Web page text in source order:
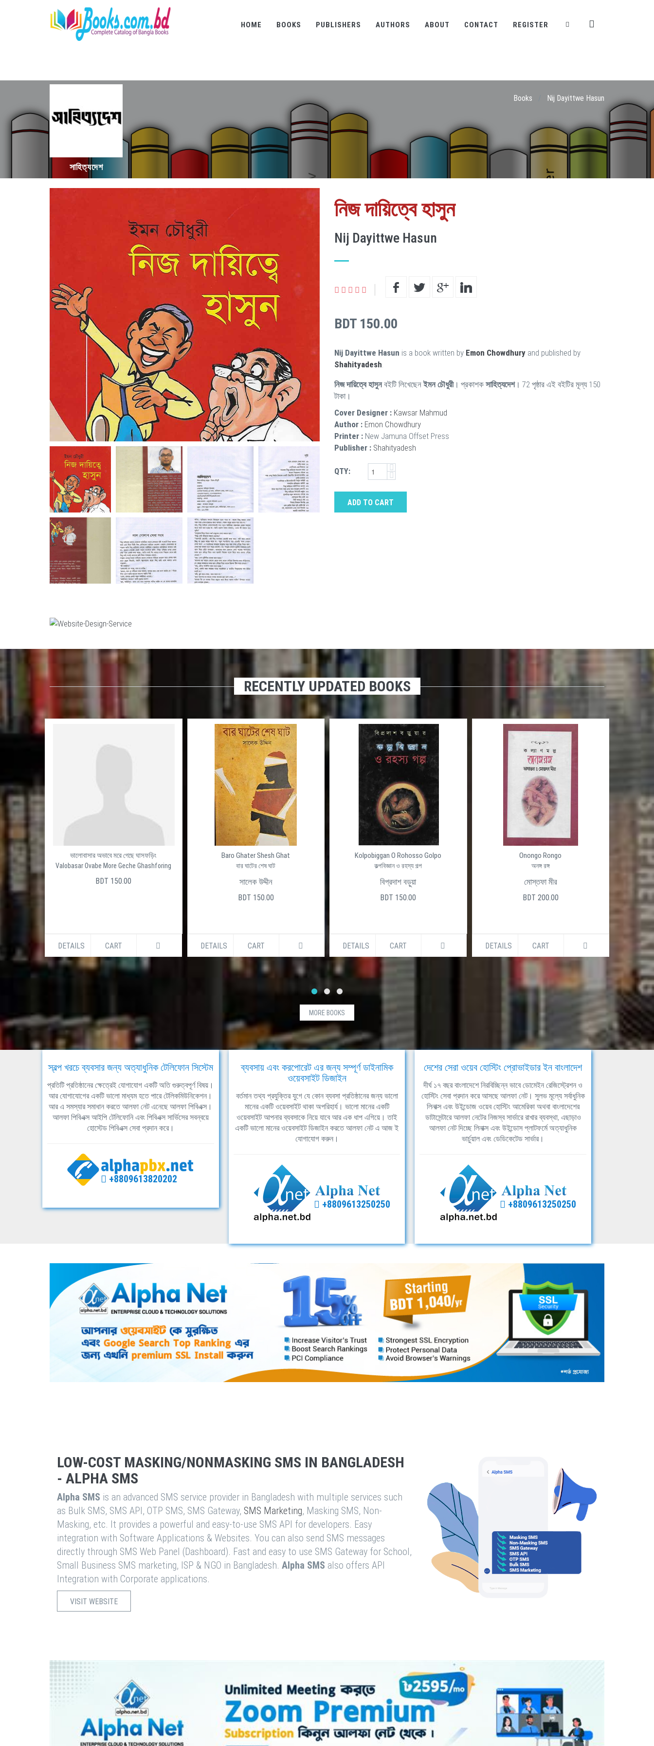
HOME BOOKS PUBLISHERS AUTHORS ABOUT CONTACT REGISTER
সাহিত্যদেশ
Books Nij Dayittwe Hasun
নিজ দায়িত্বে হাসুন
Nij Dayittwe Hasun
BDT 150.00
Nij Dayittwe Hasun is a book written by Emon Chowdhury and published by
Shahityadesh.
নিজ দায়িত্বে হাসুনবইটি লিখেছেনইমন চৌধুরী। প্রকাশক সাহিত্যদেশ। 72 পৃষ্ঠার এই বইটির মূল্য 150
টাকা।
Cover Designer : Kawsar Mahmud
Author : Emon Chowdhury
Printer : New Jamuna Offset Press
Publisher : Shahityadesh
QTY:
ADD TO CART
RECENTLY UPDATED BOOKS
ভালোবাসার অভাবে মরে গেছে ঘাসফড়িং
Valobasar Ovabe More Geche Ghashforing
BDT 150.00
DETAILS CART
Baro Ghater Shesh Ghat
বার ঘাটের শেষ ঘাট
সালেক উদ্দীন
BDT 150.00
DETAILS CART
Kolpobiggan O Rohosso Golpo
কল্পবিজ্ঞান ও রহস্য গল্প
বিপ্রদাশ বড়ুয়া
BDT 150.00
DETAILS CART
Onongo Rongo
অনঙ্গ রঙ্গ
মোস্তফা মীর
BDT 200.00
DETAILS CART DETAILS
MORE BOOKS
স্বল্প খরচে ব্যবসার জন্য অত্যাধুনিক টেলিফোন সিস্টেম
প্রতিটি প্রতিষ্ঠানের ক্ষেত্রেই যোগাযোগ একটি অতি গুরুত্বপূর্ণ বিষয়।
আর যোগাযোগের একটি ভালো মাধ্যম হতে পারে টেলিকমিউনিকেশন।
আর এ সমস্যার সমাধান করতে আলফা নেট এনেছে আলফা পিবিএক্স।
আলফা পিবিএক্স আইপি টেলিফোনি এবং পিবিএক্স সার্ভিসের সবন্বয়ে
হোস্টেড পিবিএক্স সেবা প্রদান করে।
+8809613820202
ব্যবসায় এবং করপোরেট এর জন্য সম্পূর্ণ ডাইনামিক
ওয়েবসাইট ডিজাইন
বর্তমান তথ্য প্রযুক্তির যুগে যে কোন ব্যবসা প্রতিষ্ঠানের জন্য ভালো
মানের একটি ওয়েবসাইট থাকা অপরিহার্য। ভালো মানের একটি
ওয়েবসাইট আপনার ব্যবসাকে নিয়ে যাবে আর এক ধাপ এগিয়ে। তাই
একটি ভালো মানের ওয়েবসাইট ডিজাইন করতে আলফা নেট এ আজ ই
যোগাযোগ করুন।
+8809613250250
দেশের সেরা ওয়েব হোস্টিং প্রোভাইডার ইন বাংলাদেশ
দীর্ঘ ১৭ বছর বাংলাদেশে নিরবিচ্ছিন্ন ভাবে ডোমেইন রেজিস্ট্রেশন ও
হোস্টিং সেবা প্রদান করে আসছে আলফা নেট। সুলভ মূল্যে সর্বাধুনিক
লিনাক্স এবং উইন্ডোজ ওয়েব হোস্টিং আমেরিকা অথবা বাংলাদেশের
ডাটাসেন্টারে আলফা নেটের নিজস্ব সার্ভারে রাখার ব্যবস্থা, এছাড়াও
আলফা নেট দিচ্ছে লিনাক্স এবং উইন্ডোস প্লাটফর্মে অত্যাধুনিক
ভার্চুয়াল এবং ডেডিকেটেড সার্ভার।
+8809613250250
LOW-COST MASKING/NONMASKING SMS IN BANGLADESH
- ALPHA SMS
Alpha SMS is an advanced SMS service provider in Bangladesh with multiple services such
as Bulk SMS, SMS API, OTP SMS, SMS Gateway, SMS Marketing, Masking SMS, Non-
Masking, etc. It provides a powerful and easy-to-use SMS API for developers. Easy
integration with Software Applications & Websites. You can also send SMS messages
directly through SMS Web Panel (Dashboard). Fast and easy to use SMS Gateway for School,
Small Business SMS marketing, ISP & NGO in Bangladesh. Alpha SMS also offers API
Integration with Corporate applications.
VISIT WEBSITE